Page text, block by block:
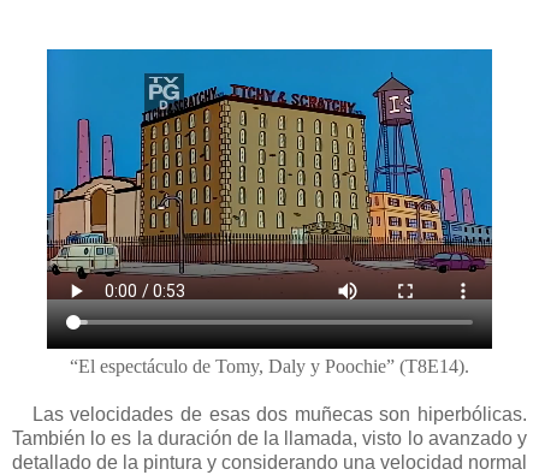
“El espectáculo de Tomy, Daly y Poochie” (T8E14).
Las velocidades de esas dos muñecas son hiperbólicas.
También lo es la duración de la llamada, visto lo avanzado y
detallado de la pintura y considerando una velocidad normal